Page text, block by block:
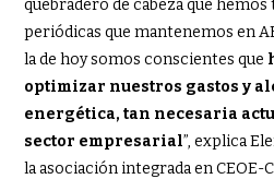
quebradero de cabeza que
periódicas que mantenemos en
la de hoy somos conscientes que
optimizar nuestros gastos y
energética, tan necesaria
sector empresarial”, explica
la asociación integrada en CEOE-